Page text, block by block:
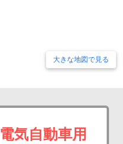
大きな地図で見る
電気自動車用